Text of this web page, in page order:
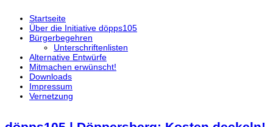
Startseite
Über die Initiative döpps105
Bürgerbegehren
Unterschriftenlisten
Alternative Entwürfe
Mitmachen erwünscht!
Downloads
Impressum
Vernetzung